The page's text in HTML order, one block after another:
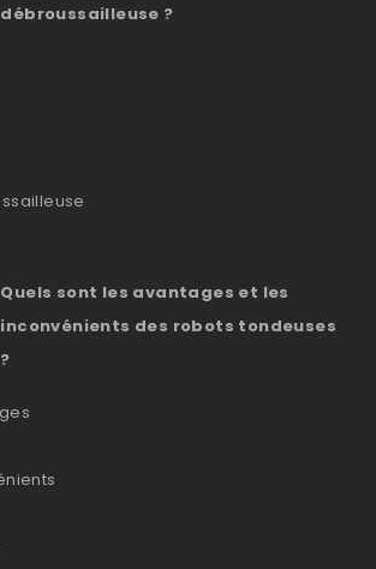
débroussailleuse ?
Quels sont les avantages et les
inconvénients des robots tondeuses
?